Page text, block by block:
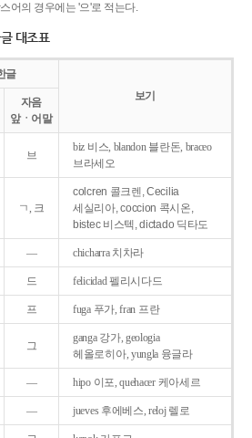
어의 경우에는 '으'로 적는다.
대조표
글
보기
자음
앞ㆍ어말
브
biz 비스, blandon 블란돈, braceo
브라세오
ㄱ, 크
colcren 콜크렌, Cecilia
세실리아, coccion 콕시온,
bistec 비스텍, dictado 딕타도
― chicharra 치차라
드 felicidad 펠리시다드
프 fuga 푸가, fran 프란
그
ganga 강가, geologia
헤올로히아, yungla 융글라
― hipo 이포, quehacer 케아세르
― jueves 후에베스, reloj 렐로